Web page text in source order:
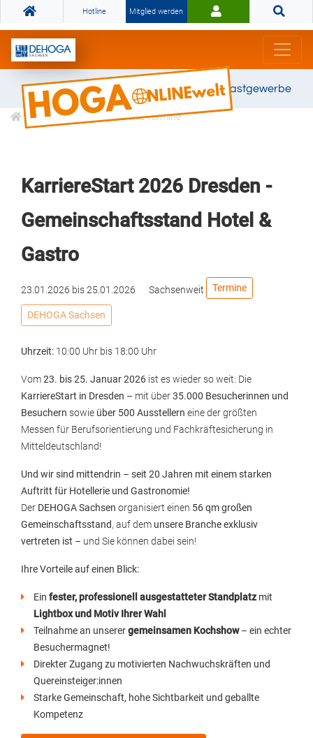
Hotline Mitglied werden
Gemeinsam stark für das Gastgewerbe
Veranstaltungen Alle Termine
KarriereStart 2026 Dresden -
Gemeinschaftsstand Hotel &
Gastro
23.01.2026 bis25.01.2026 Sachsenweit Termine
DEHOGA Sachsen
Uhrzeit: 10:00 Uhr bis 18:00 Uhr
Vom23. bis 25. Januar 2026 ist es wieder so weit: Die
KarriereStart in Dresden – mit über35.000 Besucherinnen und
Besuchern sowie über 500 Ausstellern eine der größten
Messen für Berufsorientierung und Fachkräftesicherung in
Mitteldeutschland!
Und wir sind mittendrin – seit 20 Jahren mit einem starken
Auftritt für Hotellerie und Gastronomie!
Der DEHOGA Sachsen organisiert einen 56 qm großen
Gemeinschaftsstand, auf dem unsere Branche exklusiv
vertreten ist – und Sie können dabei sein!
Ihre Vorteile auf einen Blick:
Einfester, professionell ausgestatteter Standplatz mit
Lightbox und Motiv Ihrer Wahl
Teilnahme an unserergemeinsamen Kochshow– ein echter
Besuchermagnet!
Direkter Zugang zu motivierten Nachwuchskräften und
Quereinsteiger:innen
Starke Gemeinschaft, hohe Sichtbarkeit und geballte
Kompetenz